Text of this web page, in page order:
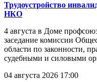
Трудоустройство
НКО
4 августа в Доме
заседание комиссии
области по законности,
судебными и силовыми
04 августа 2026 17:00